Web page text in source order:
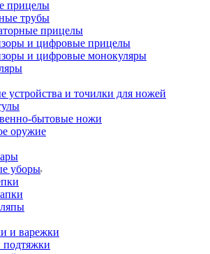
прицелы
трубы
прицелы
и цифровые прицелы
и цифровые монокуляры
устройства и точилки для ножей
бытовые ножи
оружие
уборы
и варежки